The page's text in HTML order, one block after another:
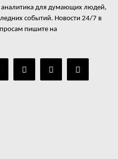
аналитика для думающих людей,
событий. Новости 24/7 в
пишите на